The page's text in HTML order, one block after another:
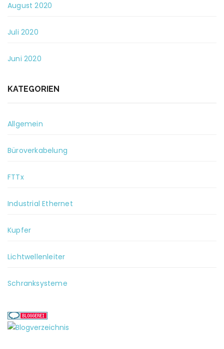
August 2020
Juli 2020
Juni 2020
KATEGORIEN
Allgemein
Büroverkabelung
FTTx
Industrial Ethernet
Kupfer
Lichtwellenleiter
Schranksysteme